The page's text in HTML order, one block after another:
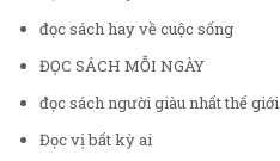
đọc sách hay về cuộc sống
ĐỌC SÁCH MỖI NGÀY
đọc sách người giàu nhất thế giới
Đọc vị bất kỳ ai